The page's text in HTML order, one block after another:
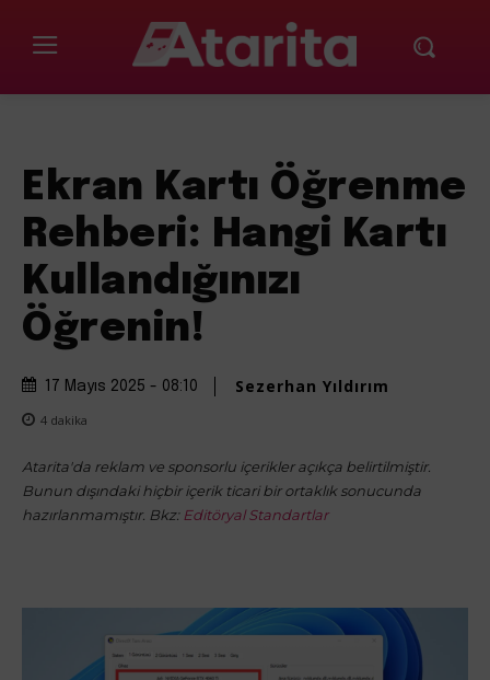
Ekran Kartı Öğrenme
Rehberi: Hangi Kartı
Kullandığınızı
Öğrenin!
17 Mayıs 2025 - 08:10 Sezerhan Yıldırım
4 dakika
Atarita'da reklam ve sponsorlu içerikler açıkça belirtilmiştir.
Bunun dışındaki hiçbir içerik ticari bir ortaklık sonucunda
hazırlanmamıştır. Bkz: Editöryal Standartlar